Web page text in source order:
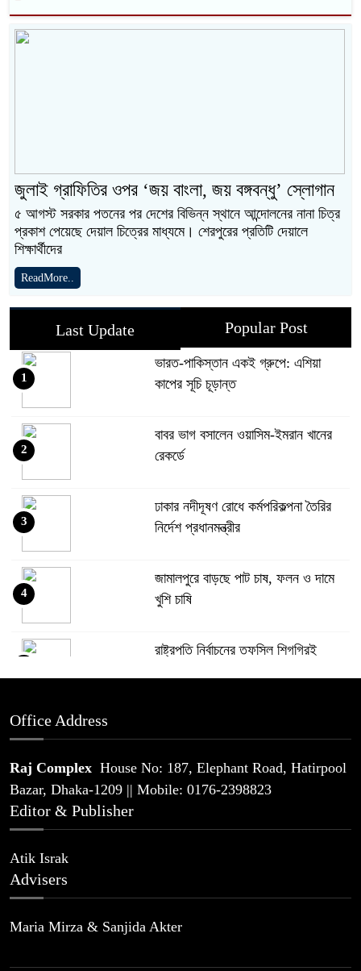
জুলাই গ্রাফিতির ওপর ‘জয় বাংলা, জয় বঙ্গবন্ধু’ স্লোগান
৫ আগস্ট সরকার পতনের পর দেশের বিভিন্ন স্থানে আন্দোলনের নানা চিত্র
প্রকাশ পেয়েছে দেয়াল চিত্রের মাধ্যমে। শেরপুরের প্রতিটি দেয়ালে
শিক্ষার্থীদের
ReadMore..
Last Update Popular Post
ভারত-পাকিস্তান একই গ্রুপে: এশিয়া
কাপের সূচি চূড়ান্ত
1
বাবর ভাগ বসালেন ওয়াসিম-ইমরান খানের
রেকর্ডে
2
ঢাকার নদীদূষণ রোধে কর্মপরিকল্পনা তৈরির
নির্দেশ প্রধানমন্ত্রীর
3
জামালপুরে বাড়ছে পাট চাষ, ফলন ও দামে
খুশি চাষি
4
রাষ্ট্রপতি নির্বাচনের তফসিল শিগগিরই
আসামি ছিনতাই
6
দ্রব্যমূল্য ঊর্ধ্বগতির প্রতিবাদে চাঁদপুরে ১১
7
8
Office Address
Raj Complex House No: 187, Elephant Road, Hatirpool
Bazar, Dhaka-1209 || Mobile: 0176-2398823
Editor & Publisher
Atik Israk
Advisers
Maria Mirza & Sanjida Akter